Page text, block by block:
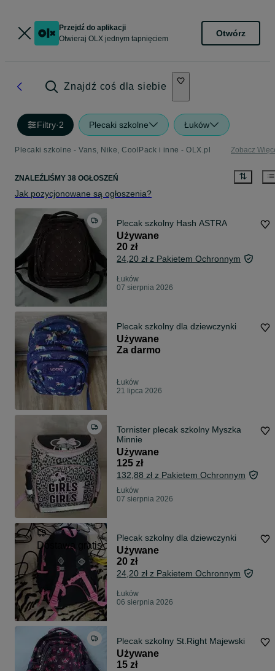
Przejdź do aplikacji
Otwieraj OLX jednym tapnięciem
Otwórz
Znajdź coś dla siebie
Filtry·2 Plecaki szkolne Łuków
Plecaki szkolne - Vans, Nike, CoolPack i inne - OLX.pl Zobacz
ZNALEŹLIŚMY 38 OGŁOSZEŃ
Jak pozycjonowane są ogłoszenia?
Plecak szkolny Hash ASTRA
Używane
20 zł
24,20 zł z Pakietem Ochronnym
Łuków
07 sierpnia 2026
Plecak szkolny dla dziewczynki
Używane
Za darmo
Łuków
21 lipca 2026
Tornister plecak szkolny Myszka
Minnie
Używane
125 zł
132,88 zł z Pakietem Ochronnym
Łuków
07 sierpnia 2026
Dostawa gratis
Plecak szkolny dla dziewczynki
Używane
20 zł
24,20 zł z Pakietem Ochronnym
Łuków
06 sierpnia 2026
Plecak szkolny St.Right Majewski
Używane
15 zł